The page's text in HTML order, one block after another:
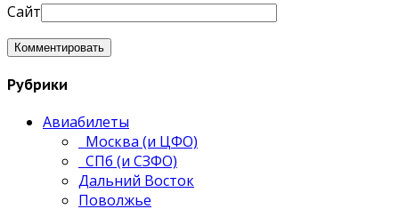
Сайт
Рубрики
Авиабилеты
Москва (и ЦФО)
СПб (и СЗФО)
Дальний Восток
Поволжье